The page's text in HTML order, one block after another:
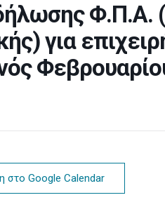
Φ.Π.Α.
για
στο Google Calendar